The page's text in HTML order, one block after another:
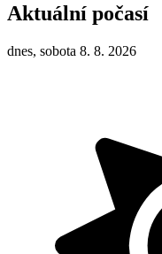
Aktuální počasí
dnes, sobota 8. 8. 2026